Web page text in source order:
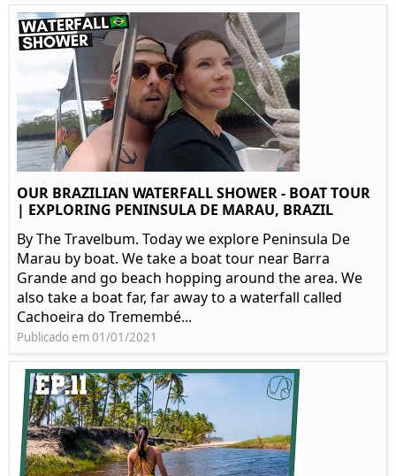
OUR BRAZILIAN WATERFALL SHOWER - BOAT TOUR
| EXPLORING PENINSULA DE MARAU, BRAZIL
By The Travelbum. Today we explore Peninsula De
Marau by boat. We take a boat tour near Barra
Grande and go beach hopping around the area. We
also take a boat far, far away to a waterfall called
Cachoeira do Tremembé...
Publicado em 01/01/2021